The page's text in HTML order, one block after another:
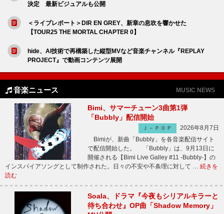
決定 最新ビジュアルも公開
＜ライブレポート＞DIR EN GREY、新章の息吹を響かせた
【TOUR25 THE MORTAL CHAPTER 0】
hide、AI技術で再構築した縦型MVなど音楽チャンネル『REPLAY
PROJECT』で動画コンテンツ展開
音楽ニュース MUSIC NEWS
Bimi、サマーチューン3曲第1弾
「Bubbly」配信開始
Ｊ－ＰＯＰ
2026年8月7日
Bimiが、新曲「Bubbly」を各音楽配信サイト
で配信開始した。 「Bubbly」は、9月13日に
開催される【Bimi Live Galley #11 -Bubbly-】の
インスパイアソングとして制作された。日々の不安や不条理に対して … 続きを
読む
Soala、ドラマ『今夜もシリアルキラーと
待ち合わせ』OP曲「Shadow Memory」